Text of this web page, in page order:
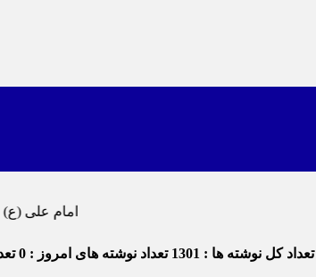
امام علی (ع) می فرماید : هر کس از خود بدگویی و
تعداد کل نوشته ها : 1301 تعداد نوشته های امروز : 0